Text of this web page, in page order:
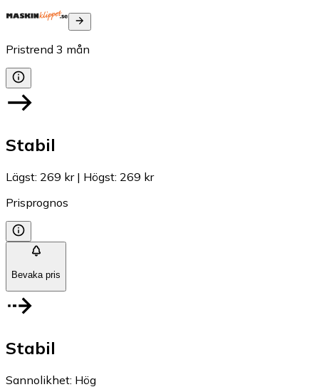
Pristrend 3 mån
Stabil
Lägst: 269 kr| Högst: 269 kr
Prisprognos
Bevaka pris
Stabil
Sannolikhet: Hög